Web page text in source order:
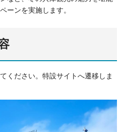
ーンを実施します。
ください。特設サイトへ遷移しま